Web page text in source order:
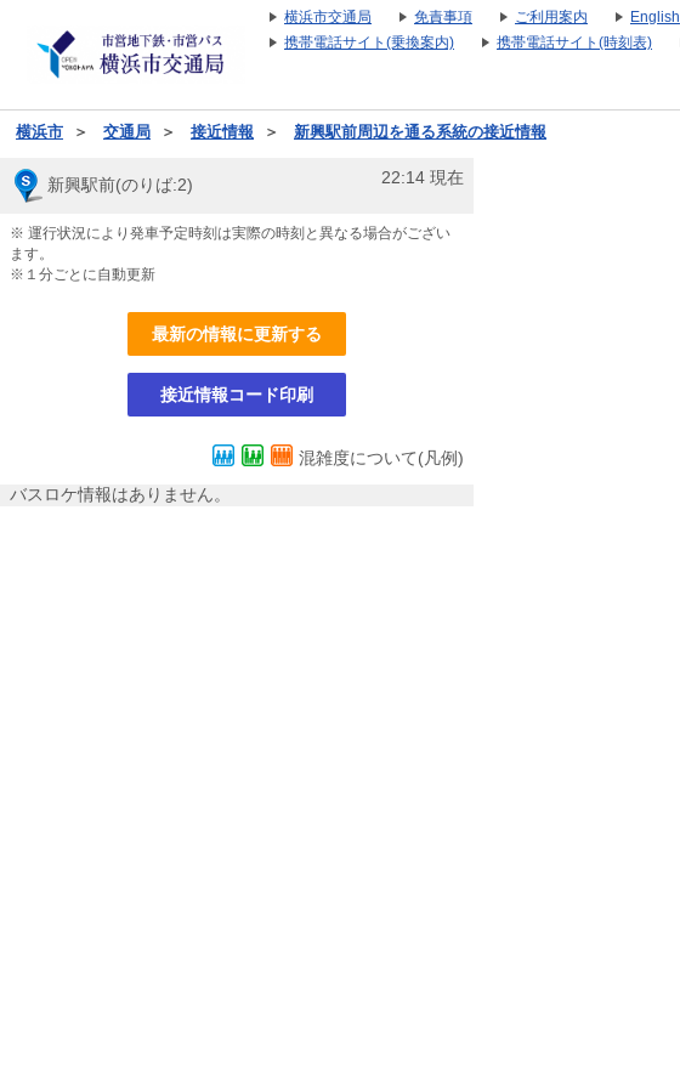
横浜市交通局 免責事項 ご利用案内 English
携帯電話サイト(乗換案内)
携帯電話サイト(時刻表)
横浜市 ＞ 交通局 ＞ 接近情報 ＞ 新興駅前周辺を通る系統の接近情報
新興駅前(のりば:2) 22:14 現在
※ 運行状況により発車予定時刻は実際の時刻と異なる場合がござい
ます。
※１分ごとに自動更新
最新の情報に更新する
接近情報コード印刷
混雑度について(凡例)
バスロケ情報はありません。